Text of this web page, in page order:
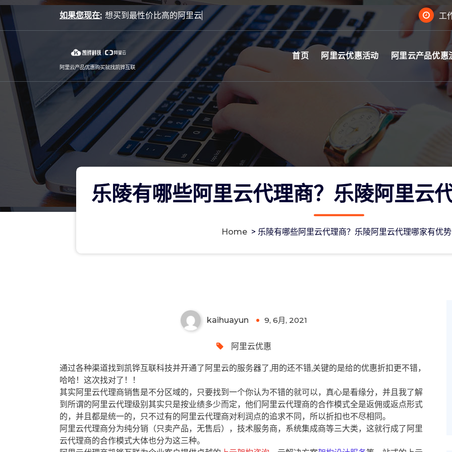
Skip
to
content
如果您现在: 工
阿里云产品优惠购买就找凯铧互联
首页 阿里云优惠活动 阿里云产品优惠
乐陵有哪些阿里云代理商？乐陵阿里云
Home > 乐陵有哪些阿里云代理商？乐陵阿里云代理哪家有优
kaihuayun 9, 6月, 2021
阿里云优惠
通过各种渠道找到凯铧互联科技并开通了阿里云的服务器了,用的还不错,关键的是给的优惠折扣更不错，
哈哈！这次找对了！！
其实阿里云代理商销售是不分区域的，只要找到一个你认为不错的就可以，真心是看缘分，并且我了解
到所谓的阿里云代理级别其实只是按业绩多少而定，他们阿里云代理商的合作模式全是返佣或返点形式
的，并且都是统一的，只不过有的阿里云代理商对利润点的追求不同，所以折扣也不尽相同。
阿里云代理商分为纯分销（只卖产品，无售后），技术服务商，系统集成商等三大类，这就行成了阿里
云代理商的合作模式大体也分为这三种。